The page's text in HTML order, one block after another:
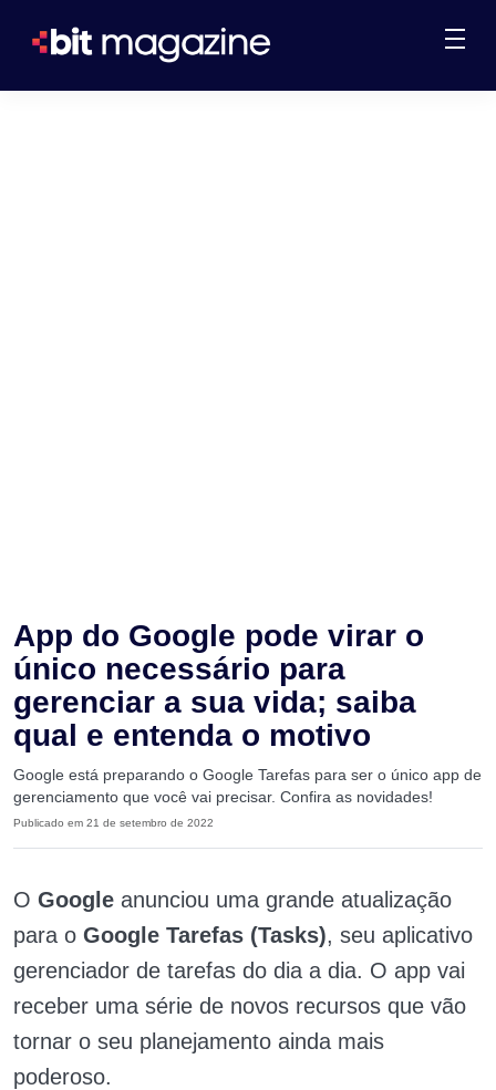
App do Google pode virar o
único necessário para
gerenciar a sua vida; saiba
qual e entenda o motivo
Google está preparando o Google Tarefas para ser o único app de
gerenciamento que você vai precisar. Confira as novidades!
Publicado em 21 de setembro de 2022
O Google anunciou uma grande atualização
para o Google Tarefas (Tasks), seu aplicativo
gerenciador de tarefas do dia a dia. O app vai
receber uma série de novos recursos que vão
tornar o seu planejamento ainda mais
poderoso.